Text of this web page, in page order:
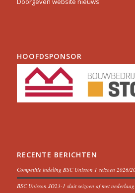
HOOFDSPONSOR
RECENTE BERICHTEN
Competitie indeling BSC Unisson 1 seizoen 2026/
BSC Unisson JO23-1 sluit seizoen af met